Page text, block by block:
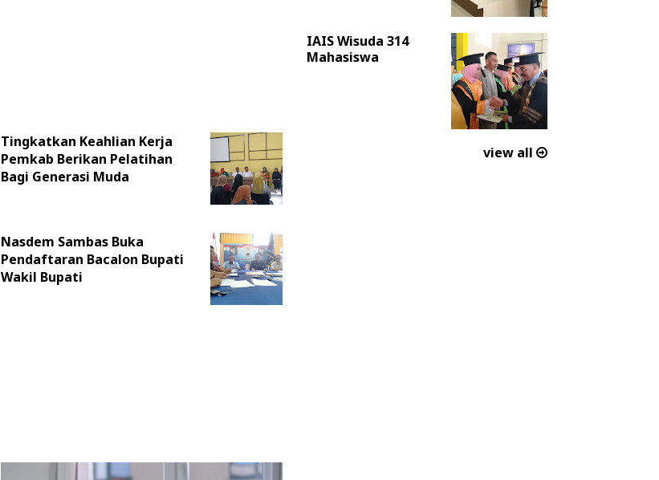
Tingkatkan Keahlian Kerja
Pemkab Berikan Pelatihan
Bagi Generasi Muda
Nasdem Sambas Buka
Pendaftaran Bacalon Bupati
Wakil Bupati
IAIS Wisuda 314
Mahasiswa
view all